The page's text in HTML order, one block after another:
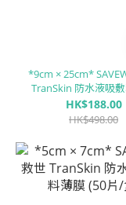
*9cm × 25cm*
TranSkin 防水液吸敷
(25片/盒)
HK$188.00
HK$498.00